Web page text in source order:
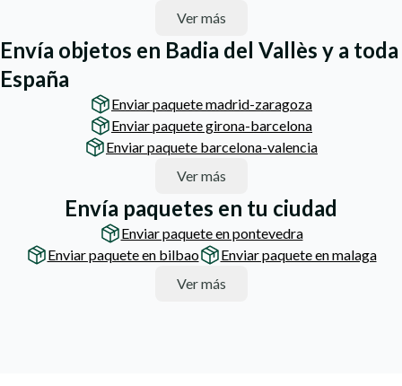
Ver más
Envía objetos en Badia del Vallès y a toda
España
Enviar paquete madrid-zaragoza
Enviar paquete girona-barcelona
Enviar paquete barcelona-valencia
Ver más
Envía paquetes en tu ciudad
Enviar paquete en pontevedra
Enviar paquete en bilbao
Enviar paquete en malaga
Ver más